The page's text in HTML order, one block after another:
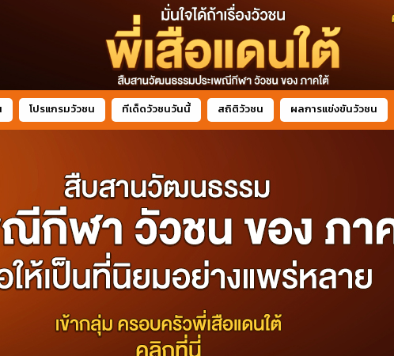
โปรแกรมวัวชน ทีเด็ดวัวชนวันนี้ สถิติวัวชน ผลการแข่งขันวัวชน